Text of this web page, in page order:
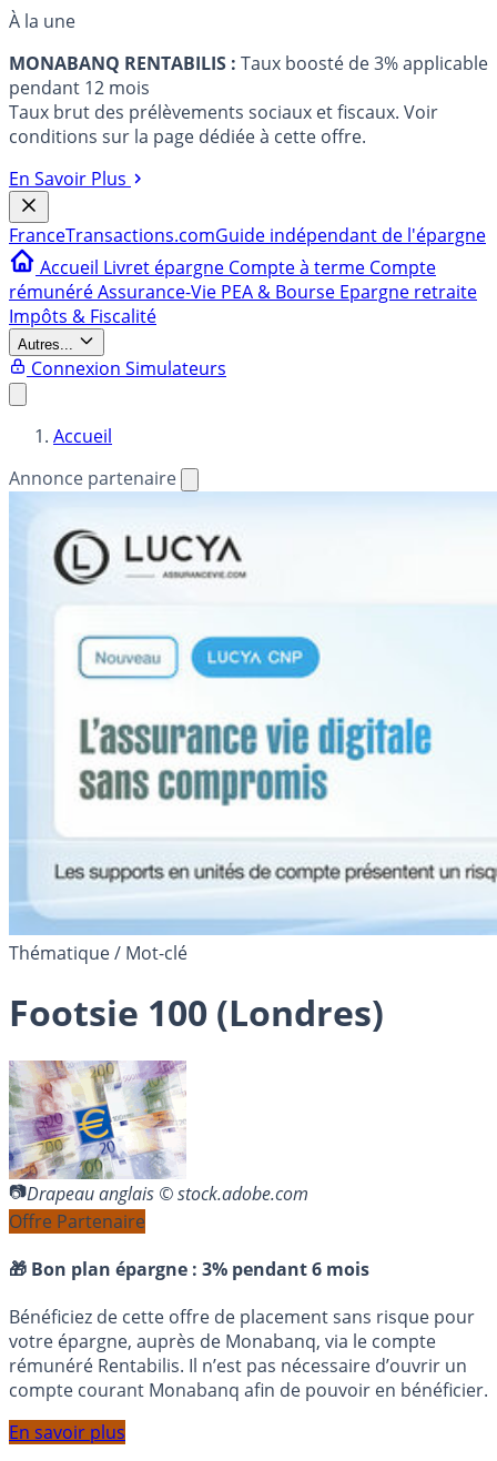
À la une
MONABANQ RENTABILIS : Taux boosté de 3% applicable
pendant 12 mois
Taux brut des prélèvements sociaux et fiscaux. Voir
conditions sur la page dédiée à cette offre.
En Savoir Plus
FranceTransactions.comGuide indépendant de l'épargne
Accueil Livret épargne Compte à terme Compte
rémunéréAssurance-Vie PEA & Bourse Epargne retraite
Impôts & Fiscalité
Autres...
Connexion Simulateurs
Accueil
Annonce partenaire
Thématique / Mot-clé
Footsie 100 (Londres)
Drapeau anglais © stock.adobe.com
Offre Partenaire
🎁 Bon plan épargne : 3% pendant 6 mois
Bénéficiez de cette offre de placement sans risque pour
votre épargne, auprès de Monabanq, via le compte
rémunéré Rentabilis. Il n’est pas nécessaire d’ouvrir un
compte courant Monabanq afin de pouvoir en bénéficier.
En savoir plus